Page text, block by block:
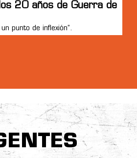
20 años de Guerra de
punto de inflexión”.